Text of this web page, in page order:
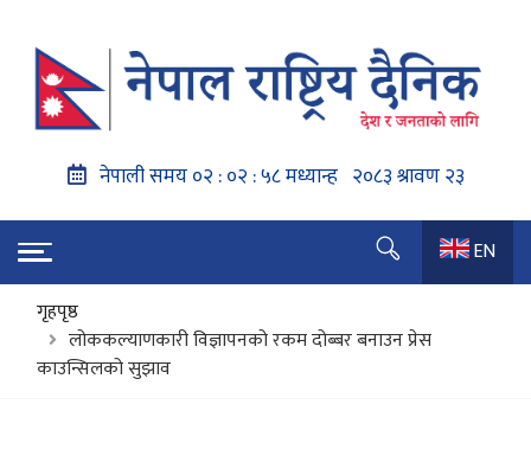
EN
गृहपृष्ठ
लोककल्याणकारी विज्ञापनको रकम दोब्बर बनाउन प्रेस
काउन्सिलको सुझाव